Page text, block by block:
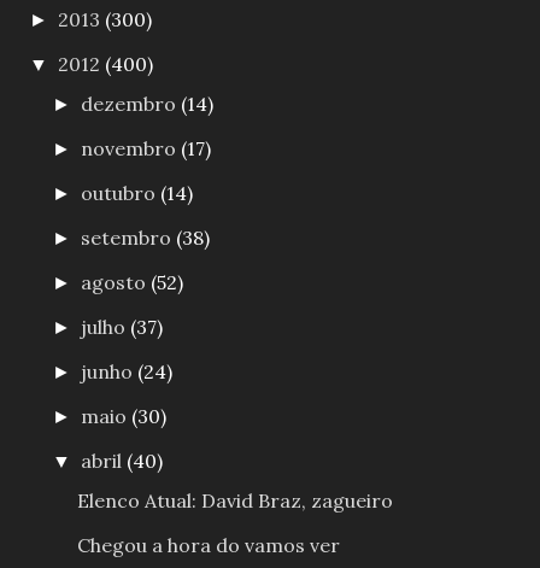
► 2013 (300)
▼ 2012 (400)
► dezembro (14)
► novembro (17)
► outubro (14)
► setembro (38)
► agosto (52)
► julho (37)
► junho (24)
► maio (30)
▼ abril (40)
Elenco Atual: David Braz, zagueiro
Chegou a hora do vamos ver